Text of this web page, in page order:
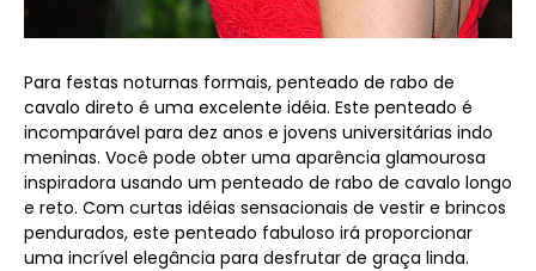
Para festas noturnas formais, penteado de rabo de
cavalo direto é uma excelente idéia. Este penteado é
incomparável para dez anos e jovens universitárias indo
meninas. Você pode obter uma aparência glamourosa
inspiradora usando um penteado de rabo de cavalo longo
e reto. Com curtas idéias sensacionais de vestir e brincos
pendurados, este penteado fabuloso irá proporcionar
uma incrível elegância para desfrutar de graça linda.